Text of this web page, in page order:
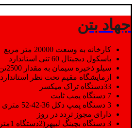
جهاد بتن
کارخانه به وسعت 20000 متر مربع
باسکول دیجیتال 60 تنی استاندارد
سیلو ذخیره سیمان به مقدار 2500تن
ازمایشگاه مقیم تحت نظر استاندارد
33دستگاه تراک میکسر
7 دستگاه پمپ ثابت
3 دستگاه پمپ دکل 36-42-52 متری
دارای مجوز تردد در روز
3 دستگاه بچینگ لیپهر(2دستگاه 1متری و 1 دستگاه 1/2 متری با توان تولید 150 متر مکعب در ساعت)